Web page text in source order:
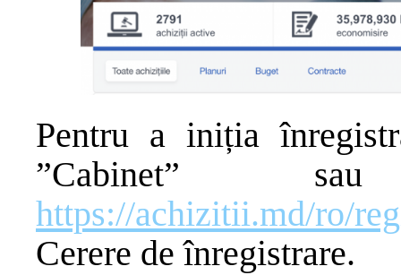
Pentru a iniția
”Cabinet”
https://achizitii.md/ro/
Cerere de înregistrare.